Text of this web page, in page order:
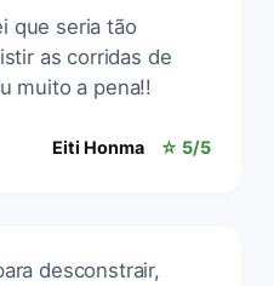
que seria tão
as corridas de
muito a pena!!
Eiti Honma ☆ 5/5
desconstrair,